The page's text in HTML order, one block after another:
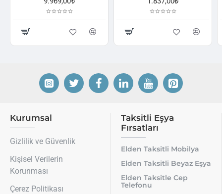
Kurumsal
Gizlilik ve Güvenlik
Kişisel Verilerin
Korunması
Çerez Politikası
Taksitli Eşya
Fırsatları
Elden Taksitli Mobilya
Elden Taksitli Beyaz Eşya
Elden Taksitle Cep
Telefonu